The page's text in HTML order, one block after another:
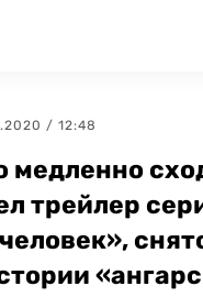
/ 12:48
медленно
трейлер